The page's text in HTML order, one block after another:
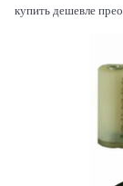
купить дешевле